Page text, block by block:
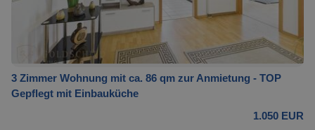
3 Zimmer Wohnung mit ca. 86 qm zur Anmietung - TOP
Gepflegt mit Einbauküche
1.050 EUR